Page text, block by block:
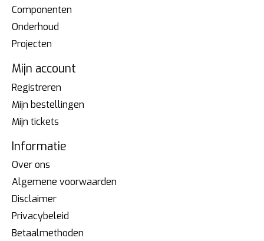
Componenten
Onderhoud
Projecten
Mijn account
Registreren
Mijn bestellingen
Mijn tickets
Informatie
Over ons
Algemene voorwaarden
Disclaimer
Privacybeleid
Betaalmethoden